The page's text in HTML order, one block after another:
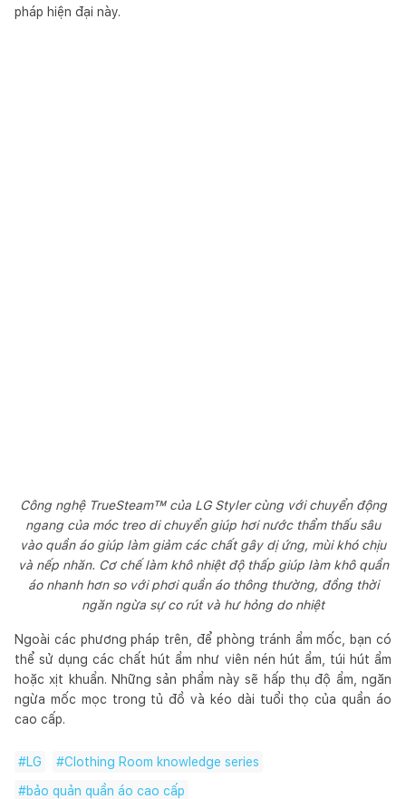
pháp hiện đại này.
Công nghệ TrueSteam™ của LG Styler cùng với chuyển động
ngang của móc treo di chuyển giúp hơi nước thẩm thấu sâu
vào quần áo giúp làm giảm các chất gây dị ứng, mùi khó chịu
và nếp nhăn. Cơ chế làm khô nhiệt độ thấp giúp làm khô quần
áo nhanh hơn so với phơi quần áo thông thường, đồng thời
ngăn ngừa sự co rút và hư hỏng do nhiệt
Ngoài các phương pháp trên, để phòng tránh ẩm mốc, bạn có
thể sử dụng các chất hút ẩm như viên nén hút ẩm, túi hút ẩm
hoặc xịt khuẩn. Những sản phẩm này sẽ hấp thụ độ ẩm, ngăn
ngừa mốc mọc trong tủ đồ và kéo dài tuổi thọ của quần áo
cao cấp.
#LG #Clothing Room knowledge series
#bảo quản quần áo cao cấp